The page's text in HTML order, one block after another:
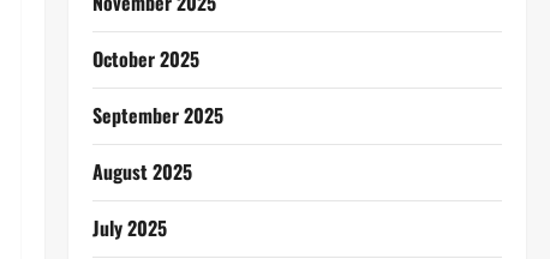
October 2025
September 2025
August 2025
July 2025